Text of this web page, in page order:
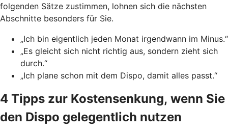
folgenden Sätze zustimmen, lohnen sich die nächsten
Abschnitte besonders für Sie.
„Ich bin eigentlich jeden Monat irgendwann im Minus.“
„Es gleicht sich nicht richtig aus, sondern zieht sich
durch.“
„Ich plane schon mit dem Dispo, damit alles passt.“
4 Tipps zur Kostensenkung, wenn Sie
den Dispo gelegentlich nutzen